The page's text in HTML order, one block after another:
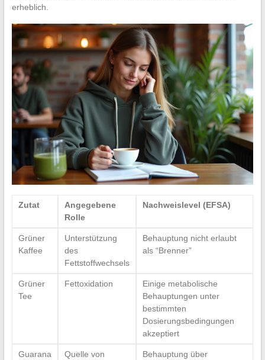
erheblich.
Zutat
Angegebene
Rolle
Nachweislevel (EFSA)
Grüner
Kaffee
Unterstützung
des
Fettstoffwechsels
Behauptung nicht erlaubt
als “Brenner”
Grüner
Tee
Fettoxidation
Einige metabolische
Behauptungen unter
bestimmten
Dosierungsbedingungen
akzeptiert
Guarana
Quelle von
Behauptung über